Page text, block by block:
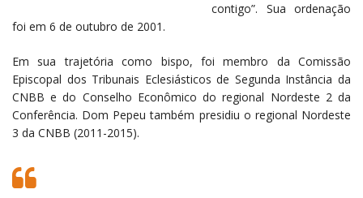
contigo”. Sua ordenação
foi em 6 de outubro de 2001.
Em sua trajetória como bispo, foi membro da Comissão
Episcopal dos Tribunais Eclesiásticos de Segunda Instância da
CNBB e do Conselho Econômico do regional Nordeste 2 da
Conferência. Dom Pepeu também presidiu o regional Nordeste
3 da CNBB (2011-2015).